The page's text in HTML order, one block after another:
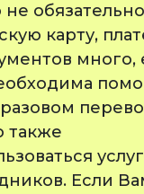
карту,
много,
также
Если